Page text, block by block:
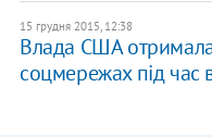
15 грудня 2015, 12:38
Влада США
соцмережах під час